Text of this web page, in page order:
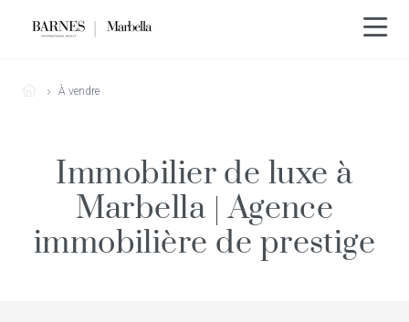
À vendre
Immobilier de luxe à
Marbella | Agence
immobilière de prestige